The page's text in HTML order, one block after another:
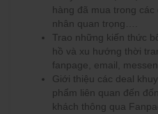
hàng đã mua trong
nhân quan trọng….
Trao những kiến thức
hồ và xu hướng thời
fanpage, email,
Giới thiệu các deal
phẩm liên quan đến
khách thông qua